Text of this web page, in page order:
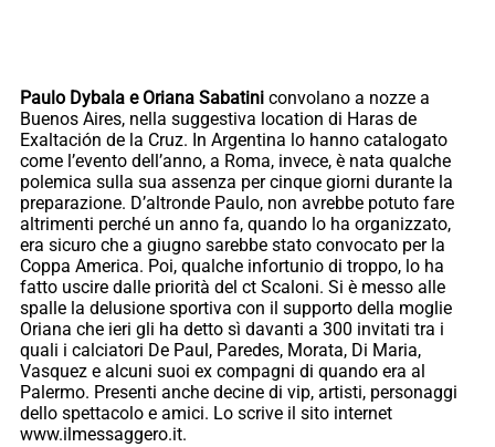
Paulo Dybala e Oriana Sabatini convolano a nozze a
Buenos Aires, nella suggestiva location di Haras de
Exaltación de la Cruz. In Argentina lo hanno catalogato
come l’evento dell’anno, a Roma, invece, è nata qualche
polemica sulla sua assenza per cinque giorni durante la
preparazione. D’altronde Paulo, non avrebbe potuto fare
altrimenti perché un anno fa, quando lo ha organizzato,
era sicuro che a giugno sarebbe stato convocato per la
Coppa America. Poi, qualche infortunio di troppo, lo ha
fatto uscire dalle priorità del ct Scaloni. Si è messo alle
spalle la delusione sportiva con il supporto della moglie
Oriana che ieri gli ha detto sì davanti a 300 invitati tra i
quali i calciatori De Paul, Paredes, Morata, Di Maria,
Vasquez e alcuni suoi ex compagni di quando era al
Palermo. Presenti anche decine di vip, artisti, personaggi
dello spettacolo e amici. Lo scrive il sito internet
www.ilmessaggero.it.